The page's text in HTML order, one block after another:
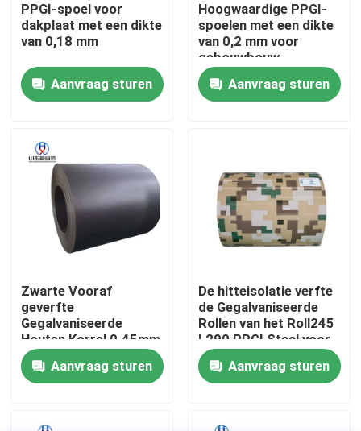
Producten
Ongeveer ons
Kwaliteitscontrole
Contacteer ons
Koolstofstaalspoel
Plaat van koolstofstaal
Kool van roestvrij staal
PPGI-spoel voor
dakplaat met een dikte
van 0,18 mm
Aanvraag sturen
Hoogwaardige PPGI-
spoelen met een dikte
van 0,2 mm voor
gebouwbouw
Aanvraag sturen
Zwarte Vooraf
geverfte
Gegalvaniseerde
Houten Korrel 0.45mm
van Ppgi van de
Staalrol Vooraf
geverfte Staalrol
Aanvraag sturen
De hitteisolatie verfte
de Gegalvaniseerde
Rollen van het Roll245
L290 PPGI Staal voor
Muurcomité vooraf
Aanvraag sturen